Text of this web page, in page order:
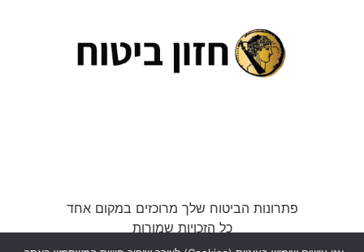
פתרונות הביטוח שלך מרוכזים במקום אחד
כל הזכויות שמורות